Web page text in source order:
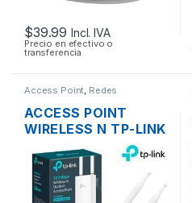
$39.99 Incl. IVA
Precio en efectivo o
transferencia
Access Point Redes
ACCESS POINT
WIRELESS N TP-LINK
EAP110 2.4GHZ DOS
ANTENAS 3DBI.
300MBPS POE
OUTDOOR